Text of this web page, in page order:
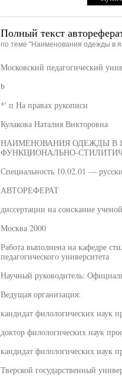
Полный текст
по теме "Наименования одежды в
Московский педагогический
b
*' п На правах рукописи
Кулакова Наталия Викторовна
НАИМЕНОВАНИЯ ОДЕЖДЫ В
ФУНКЦИОНАЛЬНО-
Специальность 10.02.01 —
АВТОРЕФЕРАТ
диссертации на соискание
Москва 2000
Работа выполнена на кафедре
педагогического университета
Научный руководитель:
Ведущая организация:
кандидат филологических наук
доктор филологических наук
кандидат филологических наук
Тверской государственный